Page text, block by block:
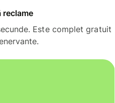
Este complet gratuit